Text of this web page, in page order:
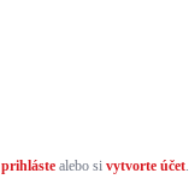
prihlástealebo si vytvorte účet.